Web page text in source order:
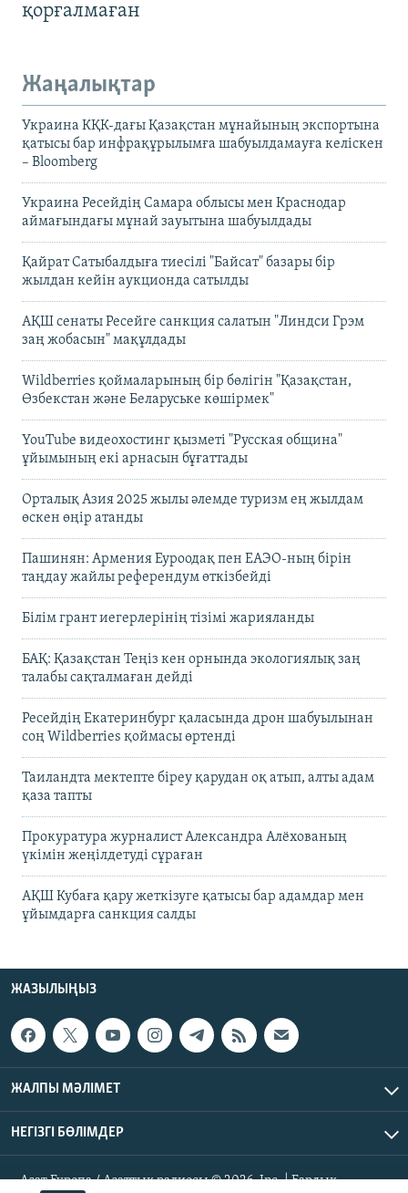
қорғалмаған
Жаңалықтар
Украина КҚК-дағы Қазақстан мұнайының экспортына
қатысы бар инфрақұрылымға шабуылдамауға келіскен
– Bloomberg
Украина Ресейдің Самара облысы мен Краснодар
аймағындағы мұнай зауытына шабуылдады
Қайрат Сатыбалдыға тиесілі "Байсат" базары бір
жылдан кейін аукционда сатылды
АҚШ сенаты Ресейге санкция салатын "Линдси Грэм
заң жобасын" мақұлдады
Wildberries қоймаларының бір бөлігін "Қазақстан,
Өзбекстан және Беларуське көшірмек"
YouTube видеохостинг қызметі "Русская община"
ұйымының екі арнасын бұғаттады
Орталық Азия 2025 жылы әлемде туризм ең жылдам
өскен өңір атанды
Пашинян: Армения Еуроодақ пен ЕАЭО-ның бірін
таңдау жайлы референдум өткізбейді
Білім грант иегерлерінің тізімі жарияланды
БАҚ: Қазақстан Теңіз кен орнында экологиялық заң
талабы сақталмаған дейді
Ресейдің Екатеринбург қаласында дрон шабуылынан
соң Wildberries қоймасы өртенді
Таиландта мектепте біреу қарудан оқ атып, алты адам
қаза тапты
Прокуратура журналист Александра Алёхованың
үкімін жеңілдетуді сұраған
АҚШ Кубаға қару жеткізуге қатысы бар адамдар мен
ұйымдарға санкция салды
ЖАЗЫЛЫҢЫЗ
ЖАЛПЫ МӘЛІМЕТ
НЕГІЗГІ БӨЛІМДЕР
Азат Еуропа / Азаттық радиосы © 2026, Inc. | Барлық